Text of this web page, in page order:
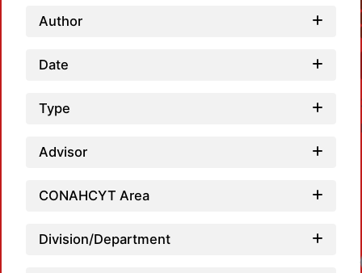
Author
Date
Type
Advisor
CONAHCYT Area
Division/Department